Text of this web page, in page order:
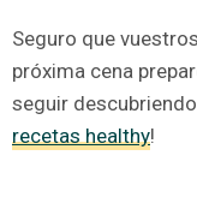
Seguro que
próxima cena
seguir
recetas healthy!